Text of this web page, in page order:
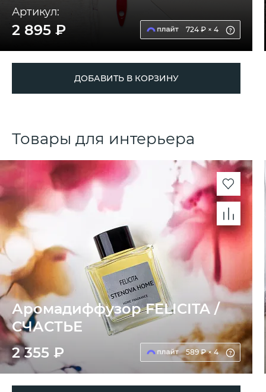
Артикул:
2 895 ₽ 724 ₽ × 4
ДОБАВИТЬ В КОРЗИНУ
Товары для интерьера
Аромадиффузор FELICITA /
СЧАСТЬЕ
2 355 ₽
589 ₽ × 4